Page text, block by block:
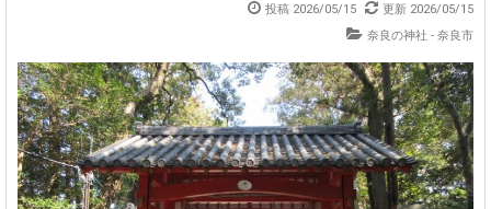
投稿 2026/05/15
更新 2026/05/15
奈良の神社 - 奈良市